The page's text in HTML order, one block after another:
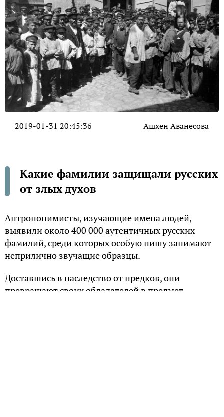
2019-01-31 20:45:36 Ашхен Аванесова
Какие фамилии защищали русских
от злых духов
Антропонимисты, изучающие имена людей,
выявили около 400 000 аутентичных русских
фамилий, среди которых особую нишу занимают
неприлично звучащие образцы.
Доставшись в наследство от предков, они
превращают своих обладателей в предмет